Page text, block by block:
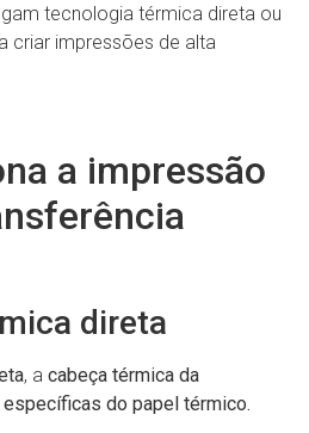
tecnologia térmica direta ou
criar impressões de alta
a impressão
direta
, a cabeça térmica da
do papel térmico.